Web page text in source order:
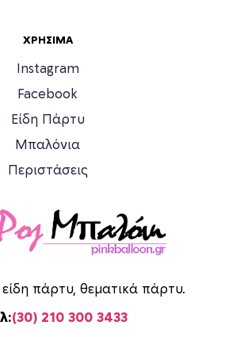
ΧΡΉΣΙΜΑ
Instagram
Facebook
Είδη Πάρτυ
Μπαλόνια
Περιστάσεις
πάρτυ, θεματικά πάρτυ.
(30) 210 300 3433